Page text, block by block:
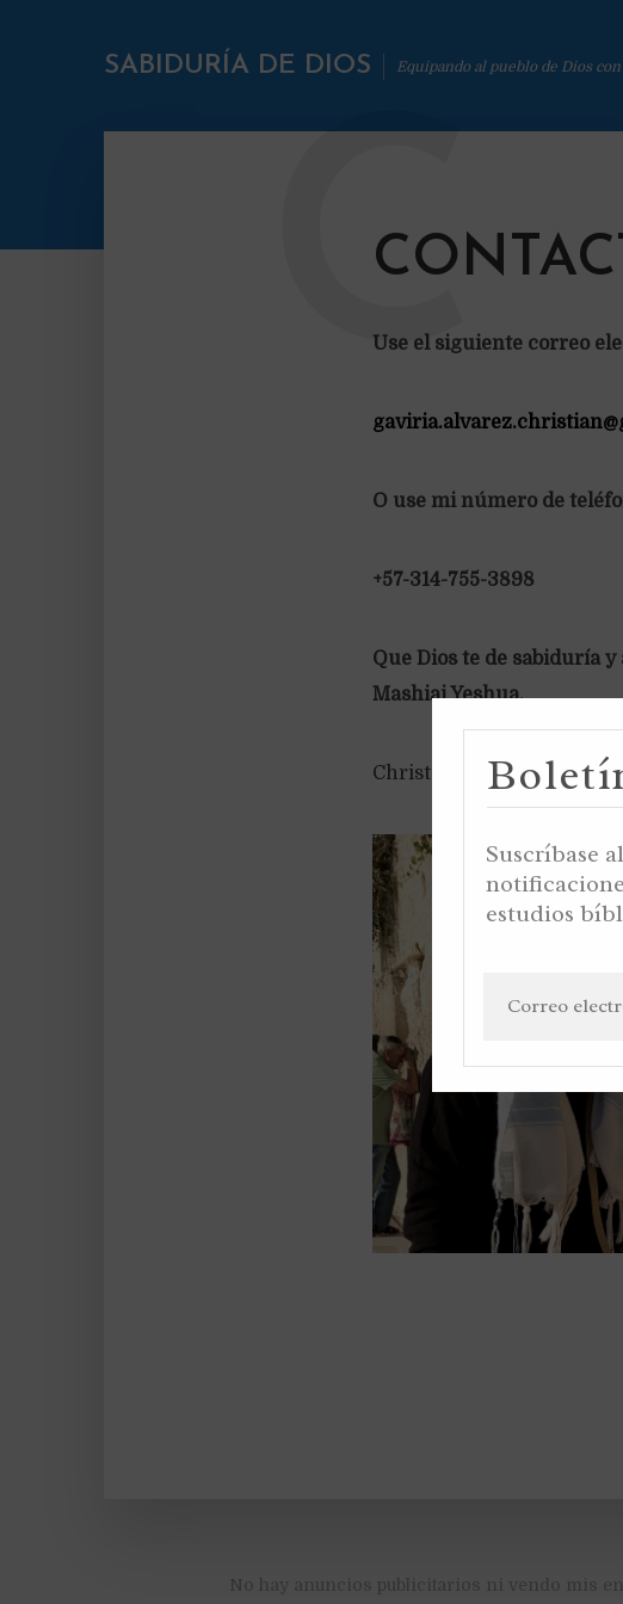
SABIDURÍA DE DIOS Equipando al pueblo de Dios
C
Use el siguiente correo
O use mi número de
+57-314-755-3898
Que Dios te de sabiduría
Mashiaj Yeshua,
Christian Gaviria Alvarez
Suscríbase
estudios